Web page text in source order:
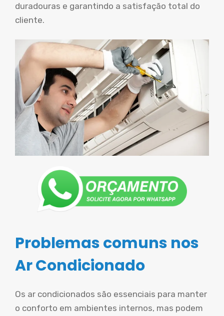
duradouras e garantindo a satisfação total do
cliente.
Problemas comuns nos
Ar Condicionado
Os ar condicionados são essenciais para manter
o conforto em ambientes internos, mas podem